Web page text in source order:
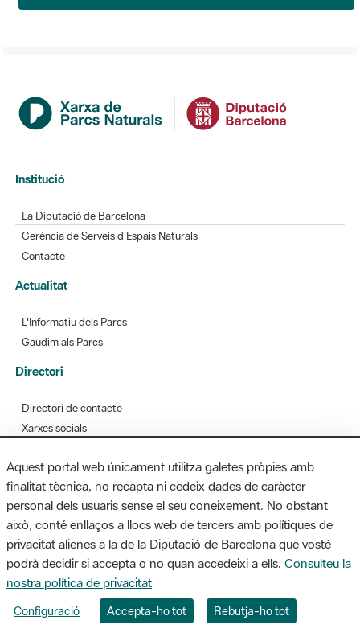
Institució
La Diputació de Barcelona
Gerència de Serveis d'Espais Naturals
Contacte
Actualitat
L'Informatiu dels Parcs
Gaudim als Parcs
Directori
Directori de contacte
Xarxes socials
Bústia de suggeriments
Opineu sobre els parcs
MAPA WEB AVÍS LEGAL ACCESSIBILITAT
Diputació de Barcelona. Edifici Llacuna, 1a planta. Badajoz, 49. 08005
Barcelona. Tel. 934 022 428 / xarxaparcs@diba.cat
Aquest portal web únicament utilitza galetes pròpies amb
finalitat tècnica, no recapta ni cedeix dades de caràcter
personal dels usuaris sense el seu coneixement. No obstant
això, conté enllaços a llocs web de tercers amb polítiques de
privacitat alienes a la de la Diputació de Barcelona que vostè
podrà decidir si accepta o no quan accedeixi a ells. Consulteu la
nostra política de privacitat
Configuració Accepta-ho tot Rebutja-ho tot